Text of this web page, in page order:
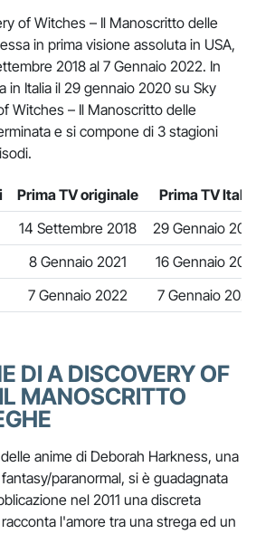
of Witches – Il Manoscritto delle
in prima visione assoluta in USA,
2018 al 7 Gennaio 2022. In
in Italia il 29 gennaio 2020 su Sky
Witches – Il Manoscritto delle
e si compone di 3 stagioni
Prima TV originale
Prima TV Italia
14 Settembre 2018
29 Gennaio
8 Gennaio 2021
16 Gennaio
7 Gennaio 2022 7 Gennaio 2022
DI A DISCOVERY OF
MANOSCRITTO
anime di Deborah Harkness, una
paranormal, si è guadagnata
nel 2011 una discreta
l'amore tra una strega ed un